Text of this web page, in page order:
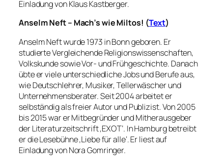
Einladung von Klaus Kastberger.
Anselm Neft – Mach’s wie Miltos! (Text)
Anselm Neft wurde 1973 in Bonn geboren. Er
studierte Vergleichende Religionswissenschaften,
Volkskunde sowie Vor- und Frühgeschichte. Danach
übte er viele unterschiedliche Jobs und Berufe aus,
wie Deutschlehrer, Musiker, Tellerwäscher und
Unternehmensberater. Seit 2004 arbeitet er
selbständig als freier Autor und Publizist. Von 2005
bis 2015 war er Mitbegründer und Mitherausgeber
der Literaturzeitschrift ‚EXOT‘. In Hamburg betreibt
er die Lesebühne ‚Liebe für alle‘. Er liest auf
Einladung von Nora Gomringer.